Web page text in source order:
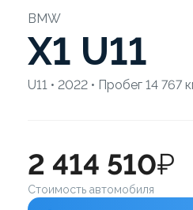
BMW
X1 U11
U11 • 2022 • Пробег 14 767
2 414 510₽
Стоимость автомобиля